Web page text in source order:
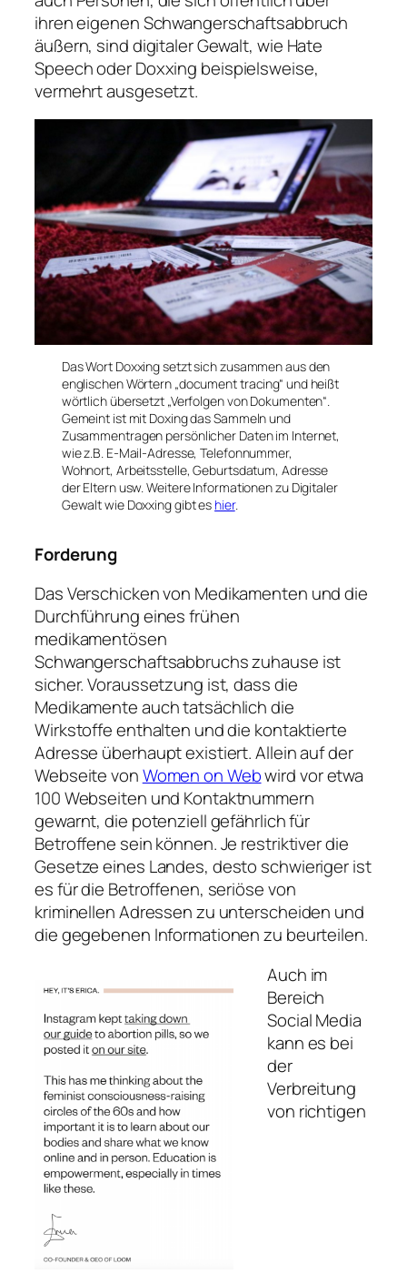
ihren eigenen Schwangerschaftsabbruch
äußern, sind digitaler Gewalt, wie Hate
SpeechoderDoxxing beispielsweise,
vermehrt ausgesetzt.
Das Wort Doxxing setzt sich zusammen aus den
englischen Wörtern „document tracing“ und heißt
wörtlich übersetzt „Verfolgen von Dokumenten“.
Gemeint ist mit Doxing das Sammeln und
Zusammentragen persönlicher Daten im Internet,
wie z.B. E-Mail-Adresse, Telefonnummer,
Wohnort, Arbeitsstelle, Geburtsdatum, Adresse
der Eltern usw. Weitere Informationen zu Digitaler
Gewalt wie Doxxing gibt es hier.
Forderung
Das Verschicken von Medikamenten und die
Durchführung eines frühen
medikamentösen
Schwangerschaftsabbruchs zuhause ist
sicher. Voraussetzung ist, dass die
Medikamente auch tatsächlich die
Wirkstoffe enthalten und die kontaktierte
Adresse überhaupt existiert. Allein auf der
Webseite vonWomen on Webwird vor etwa
100 Webseiten und Kontaktnummern
gewarnt, die potenziell gefährlich für
Betroffene sein können. Je restriktiver die
Gesetze eines Landes, desto schwieriger ist
es für die Betroffenen, seriöse von
kriminellen Adressen zu unterscheiden und
die gegebenen Informationen zu beurteilen.
Auch im
Bereich
Social Media
kann es bei
der
Verbreitung
von richtigen